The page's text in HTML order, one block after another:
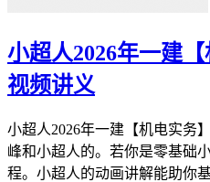
小超人2026年一建
视频讲义
小超人2026年一建【机电实务
峰和小超人的。若你是零基础
程。小超人的动画讲解能助你